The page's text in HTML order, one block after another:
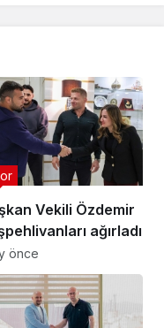
Vekili Özdemir
ağırladı
önce